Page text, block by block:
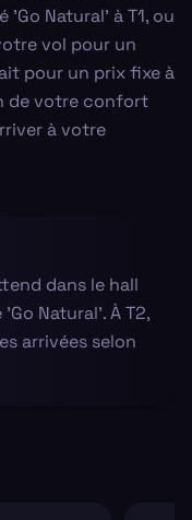
'Go Natural' à T1, ou
vol pour un
pour un prix fixe à
de votre confort
à votre
dans le hall
Natural'. À T2,
arrivées selon